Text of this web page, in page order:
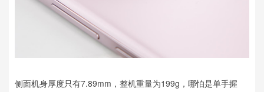
侧面机身厚度只有7.89mm，整机重量为199g，哪怕是单手握